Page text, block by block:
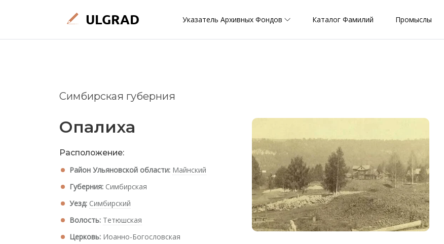
Указатель Архивных Фондов Каталог Фамилий Промыслы
Симбирская губерния
Опалиха
Расположение:
Район Ульяновской области: Майнский
Губерния: Симбирская
Уезд: Симбирский
Волость: Тетюшская
Церковь: Иоанно-Богословская